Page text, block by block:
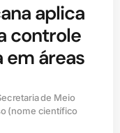
aplica
controle
áreas
de Meio
(nome científico